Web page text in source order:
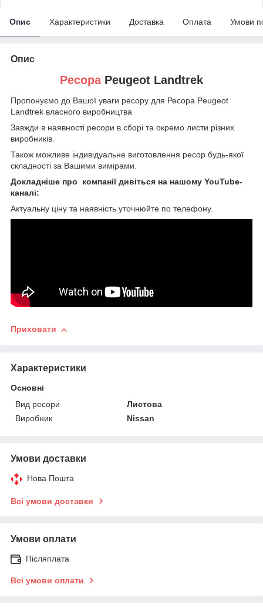
Опис Характеристики Доставка Оплата Умови
Опис
РесораPeugeot Landtrek
Пропонуємо до Вашої уваги ресору для Ресора Peugeot
Landtrek власного виробництва
Завжди в наявності ресори в сборі та окремо листи різних
виробників.
Також можливе індивідуальне виготовлення ресор будь-якої
складності за Вашими вимірами.
Докладніше про компанії дивіться на нашому YouTube-
каналі:
Актуальну ціну та наявність уточнюйте по телефону.
Приховати
Характеристики
Основні
Вид ресори
Листова
Виробник
Nissan
Умови доставки
Нова Пошта
Всі умови доставки
Умови оплати
Післяплата
Всі умови оплати